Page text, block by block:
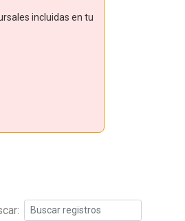
incluidas en tu